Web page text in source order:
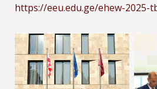
https://eeu.edu.ge/ehew-2025-